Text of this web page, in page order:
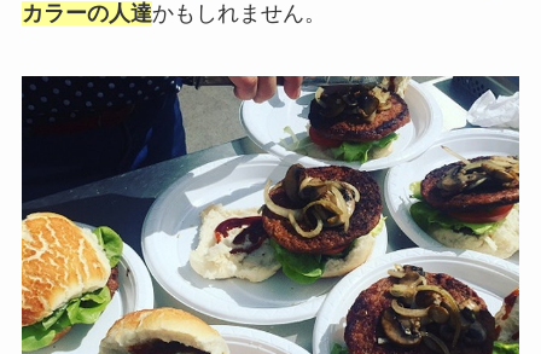
カラーの人達かもしれません。